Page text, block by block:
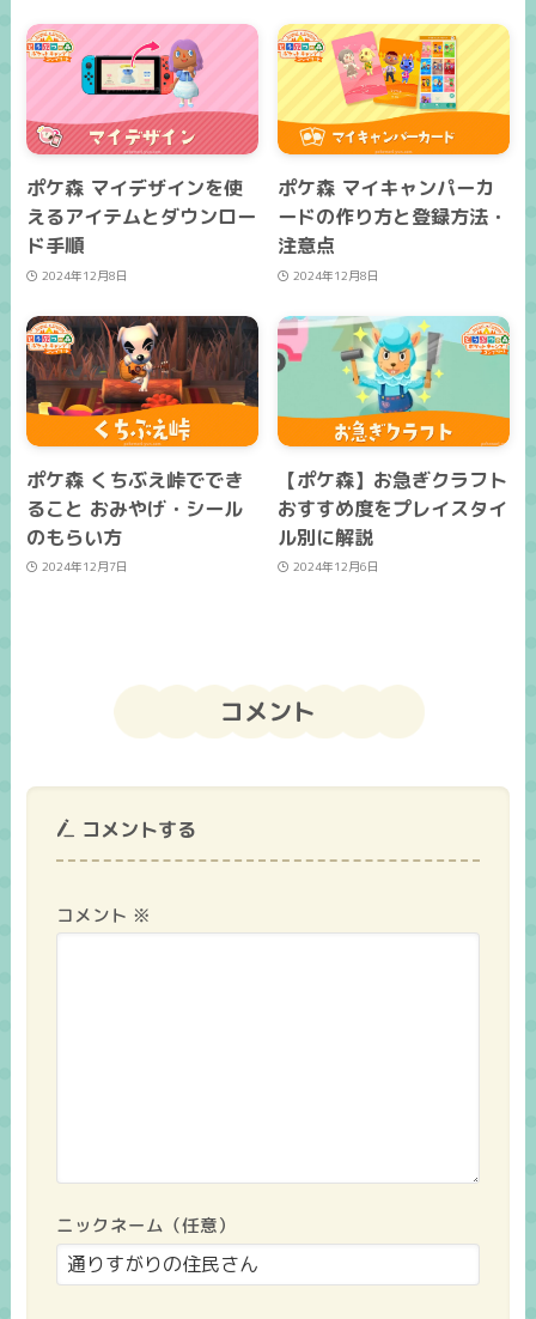
ポケ森 マイデザインを使
えるアイテムとダウンロー
ド手順
2024年12月8日
ポケ森 マイキャンパーカ
ードの作り方と登録方法・
注意点
2024年12月8日
ポケ森 くちぶえ峠ででき
ること おみやげ・シール
のもらい方
2024年12月7日
【ポケ森】お急ぎクラフト
おすすめ度をプレイスタイ
ル別に解説
2024年12月6日
コメント
コメントする
コメント ※
ニックネーム（任意）